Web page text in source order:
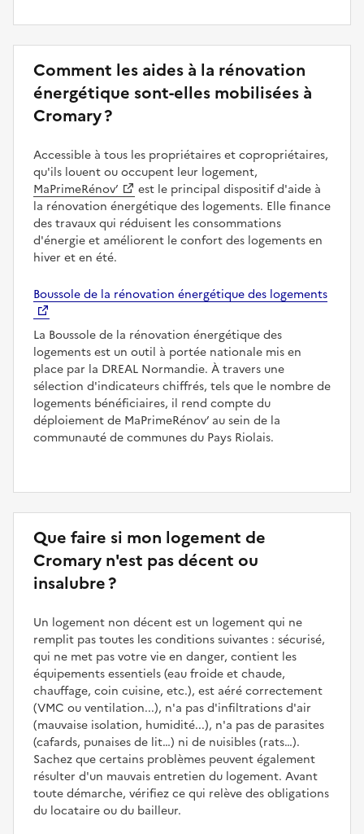
Comment les aides à la rénovation
énergétique sont-elles mobilisées à
Cromary ?
Accessible à tous les propriétaires et copropriétaires,
qu'ils louent ou occupent leur logement,
MaPrimeRénov’
est le principal dispositif d'aide à
la rénovation énergétique des logements. Elle finance
des travaux qui réduisent les consommations
d'énergie et améliorent le confort des logements en
hiver et en été.
Boussole de la rénovation énergétique des logements
La Boussole de la rénovation énergétique des
logements est un outil à portée nationale mis en
place par la DREAL Normandie. À travers une
sélection d'indicateurs chiffrés, tels que le nombre de
logements bénéficiaires, il rend compte du
déploiement de MaPrimeRénov’ au sein de la
communauté de communes du Pays Riolais.
Que faire si mon logement de
Cromary n'est pas décent ou
insalubre ?
Un logement non décent est un logement qui ne
remplit pas toutes les conditions suivantes : sécurisé,
qui ne met pas votre vie en danger, contient les
équipements essentiels (eau froide et chaude,
chauffage, coin cuisine, etc.), est aéré correctement
(VMC ou ventilation...), n'a pas d'infiltrations d'air
(mauvaise isolation, humidité...), n'a pas de parasites
(cafards, punaises de lit…) ni de nuisibles (rats…).
Sachez que certains problèmes peuvent également
résulter d'un mauvais entretien du logement. Avant
toute démarche, vérifiez ce qui relève des obligations
du locataire ou du bailleur.